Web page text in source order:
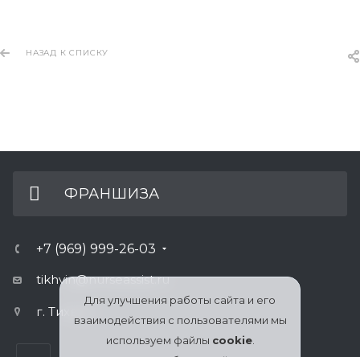
НАЗАД К СПИСКУ
ФРАНШИЗА
+7 (969) 999-26-03
tikhvin@nurseassist.ru
г. Тихвин
Для улучшения работы сайта и его
взаимодействия с пользователями мы
используем файлы cookie.